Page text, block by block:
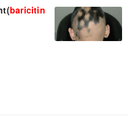
baricitinib )获美国FDA突破性